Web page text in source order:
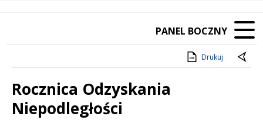
PANEL BOCZNY
Drukuj
Rocznica Odzyskania
Niepodległości